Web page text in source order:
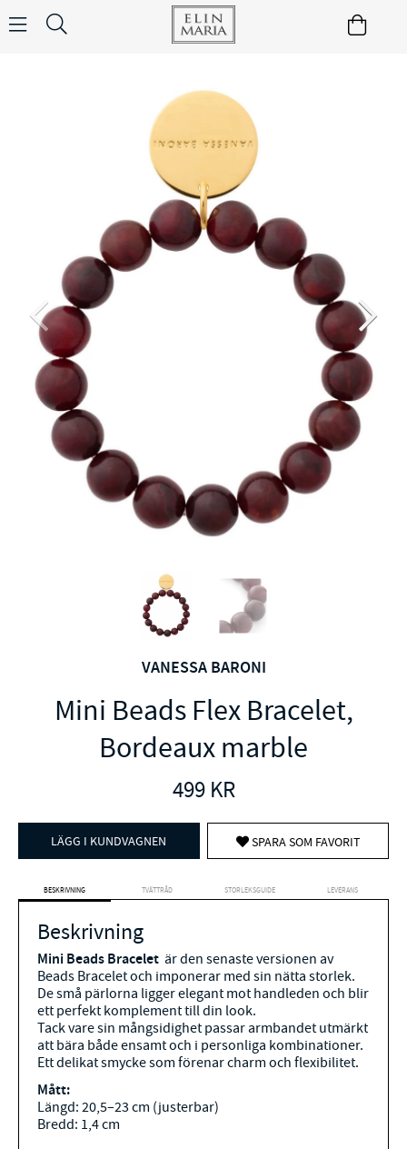
VANESSA BARONI
Mini Beads Flex Bracelet,
Bordeaux marble
499KR
LÄGG I KUNDVAGNEN SPARA SOM FAVORIT
BESKRIVNING TVÄTTRÅD STORLEKSGUIDE LEVERANS
Beskrivning
Mini Beads Bracelet är den senaste versionen av
Beads Bracelet och imponerar med sin nätta storlek.
De små pärlorna ligger elegant mot handleden och blir
ett perfekt komplement till din look.
Tack vare sin mångsidighet passar armbandet utmärkt
att bära både ensamt och i personliga kombinationer.
Ett delikat smycke som förenar charm och flexibilitet.
Mått:
Längd: 20,5–23 cm (justerbar)
Bredd: 1,4 cm